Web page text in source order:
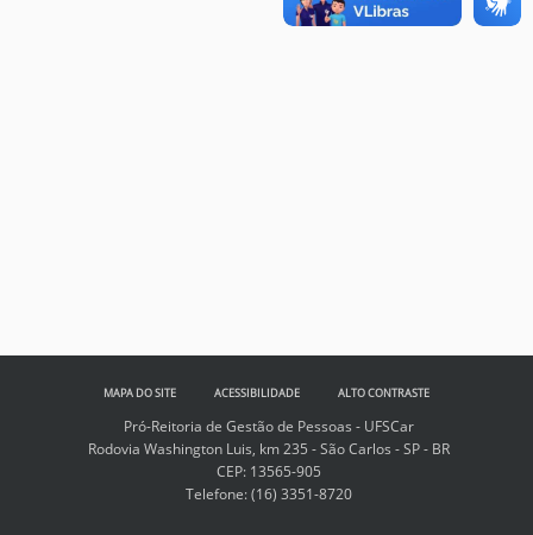
MAPA DO SITE ACESSIBILIDADE ALTO CONTRASTE
Pró-Reitoria de Gestão de Pessoas - UFSCar
Rodovia Washington Luis, km 235 - São Carlos - SP - BR
CEP: 13565-905
Telefone:(16) 3351-8720